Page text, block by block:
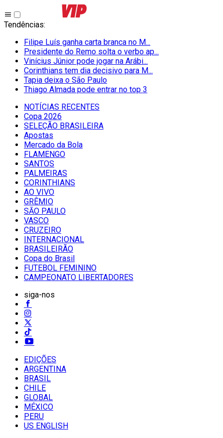
Tendências:
Filipe Luís ganha carta branca no M...
Presidente do Remo solta o verbo ap...
Vinícius Júnior pode jogar na Arábi...
Corinthians tem dia decisivo para M...
Tapia deixa o São Paulo
Thiago Almada pode entrar no top 3
NOTÍCIAS RECENTES
Copa 2026
SELEÇÃO BRASILEIRA
Apostas
Mercado da Bola
FLAMENGO
SANTOS
PALMEIRAS
CORINTHIANS
AO VIVO
GRÊMIO
SĀO PAULO
VASCO
CRUZEIRO
INTERNACIONAL
BRASILEIRÃO
Copa do Brasil
FUTEBOL FEMININO
CAMPEONATO LIBERTADORES
siga-nos
EDIÇÕES
ARGENTINA
BRASIL
CHILE
GLOBAL
MÉXICO
PERU
US ENGLISH